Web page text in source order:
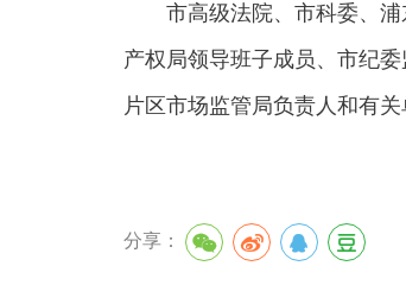
市高级法院、市科委、浦
产权局领导班子成员、市纪
片区市场监管局负责人和有关
分享：